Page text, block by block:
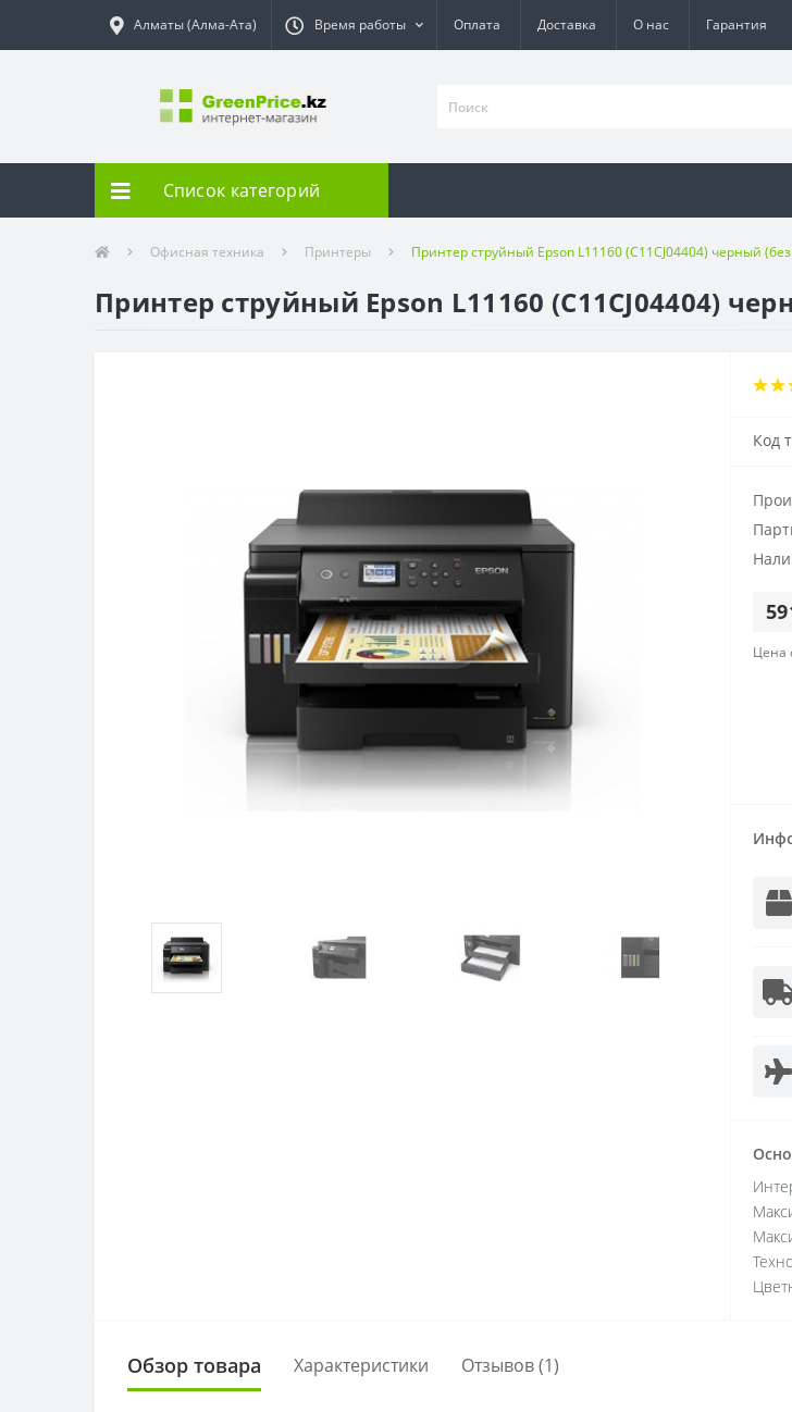
Алматы (Алма-Ата) Время работы Оплата Доставка О нас Гарантия
Список категорий
Офисная техника Принтеры Принтер струйный Epson L11160 (C11CJ04404) черный
Принтер струйный Epson L11160 (C11CJ04404)
Код
Цена
Обзор товара Характеристики Отзывов (1)